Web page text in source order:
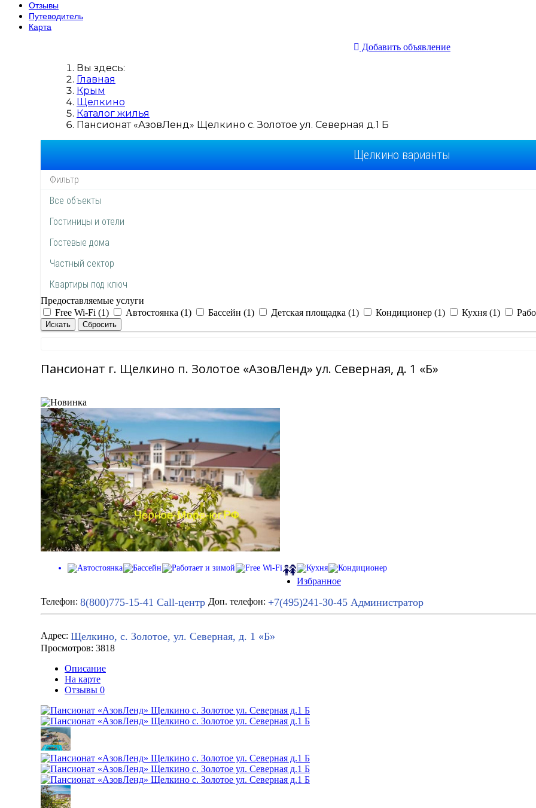
Отзывы
Путеводитель
Карта
Добавить объявление
Вы здесь:
Главная
Крым
Щелкино
Каталог жилья
Пансионат «АзовЛенд» Щелкино с. Золотое ул. Северная д.1 Б
Щелкино варианты
Все объекты
Гостиницы и отели
Гостевые дома
Частный сектор
Квартиры под ключ
Предоставляемые услуги
Free Wi-Fi (1)
Автостоянка (1) Бассейн (1) Детская площадка (1) Кондиционер (1) Кухня (1)
Пансионат г. Щелкино п. Золотое «АзовЛенд» ул. Северная, д. 1 «Б»
Избранное
Телефон: 8(800)775-15-41 Call-центр Доп. телефон: +7(495)241-30-45 Администратор
Адрес: Щелкино, с. Золотое, ул. Северная, д. 1 «Б»
Просмотров: 3818
Описание
На карте
Отзывы 0